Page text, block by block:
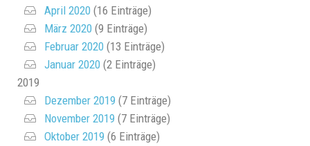
April 2020 (16 Einträge)
März 2020 (9 Einträge)
Februar 2020 (13 Einträge)
Januar 2020 (2 Einträge)
2019
Dezember 2019 (7 Einträge)
November 2019 (7 Einträge)
Oktober 2019 (6 Einträge)